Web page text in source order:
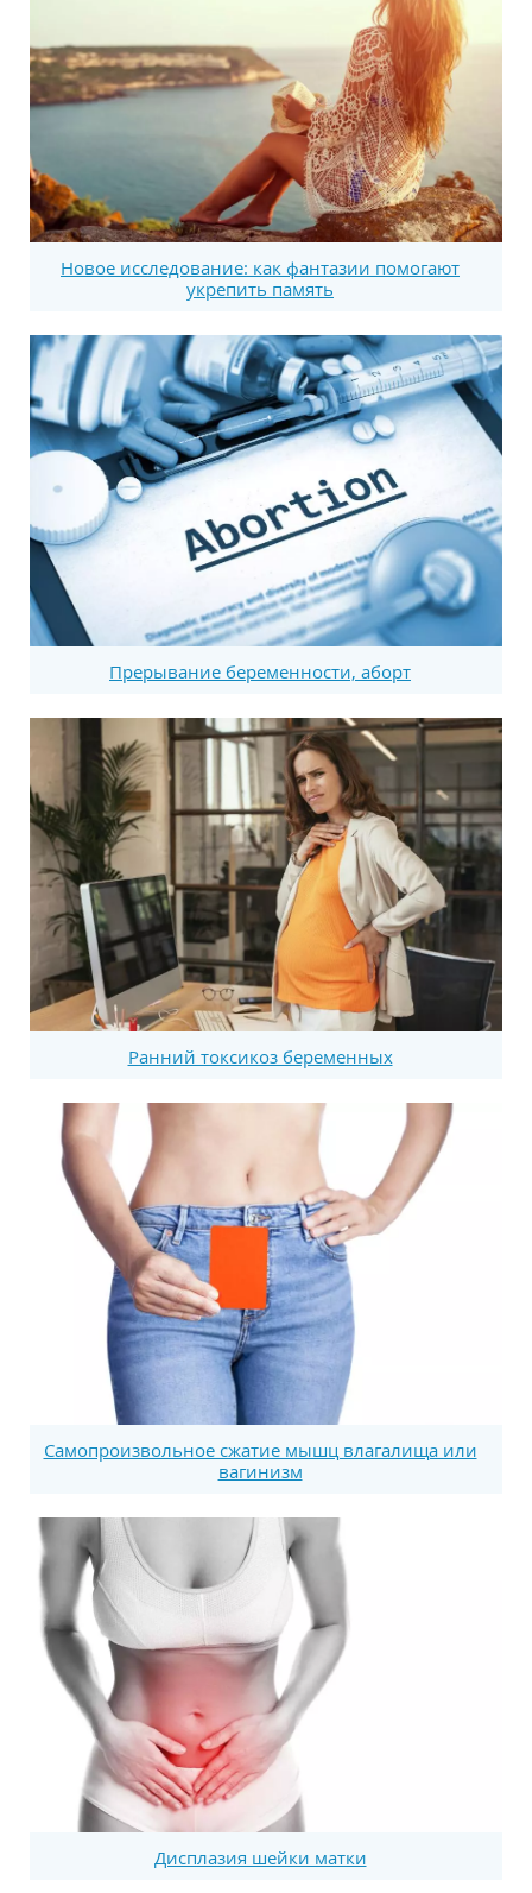
Новое исследование: как фантазии помогают
укрепить память
Прерывание беременности, аборт
Ранний токсикоз беременных
Самопроизвольное сжатие мышц влагалища или
вагинизм
Дисплазия шейки матки